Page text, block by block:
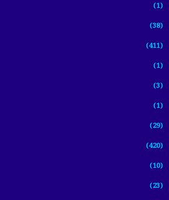
(1)
(38)
(411)
(1)
(3)
(1)
(29)
(420)
(10)
(23)